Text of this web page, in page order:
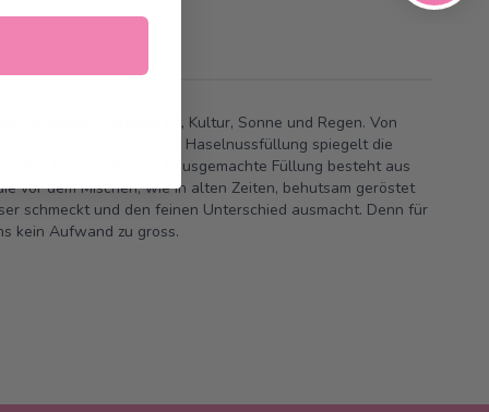
Wirtschaft, Landschaft, Kultur, Sonne und Regen. Von
dieser Torte mit feinster Haselnussfüllung spiegelt die
Form wider. Die hausgemachte Füllung besteht aus
vor dem Mischen, wie in alten Zeiten, behutsam geröstet
kein Aufwand zu gross.